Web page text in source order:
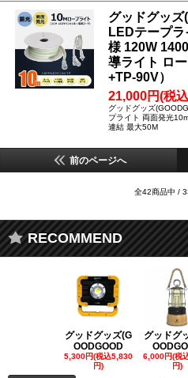
グッドグッズ
LEDテープ
様 120W
導ライト ロ
+TP-90V）
21,000円(税
グッドグッズ
プライト 両面発光
連結 最大50M
前のページへ
全42商品中 /
RECOMMEND
グッドグッズ(G
OODGOOD
5,300円(税込5,830
円)
グッドグ
6,000円(税
円)